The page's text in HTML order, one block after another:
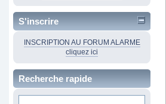
S'inscrire
INSCRIPTION AU FORUM ALARME
cliquez ici
Recherche rapide